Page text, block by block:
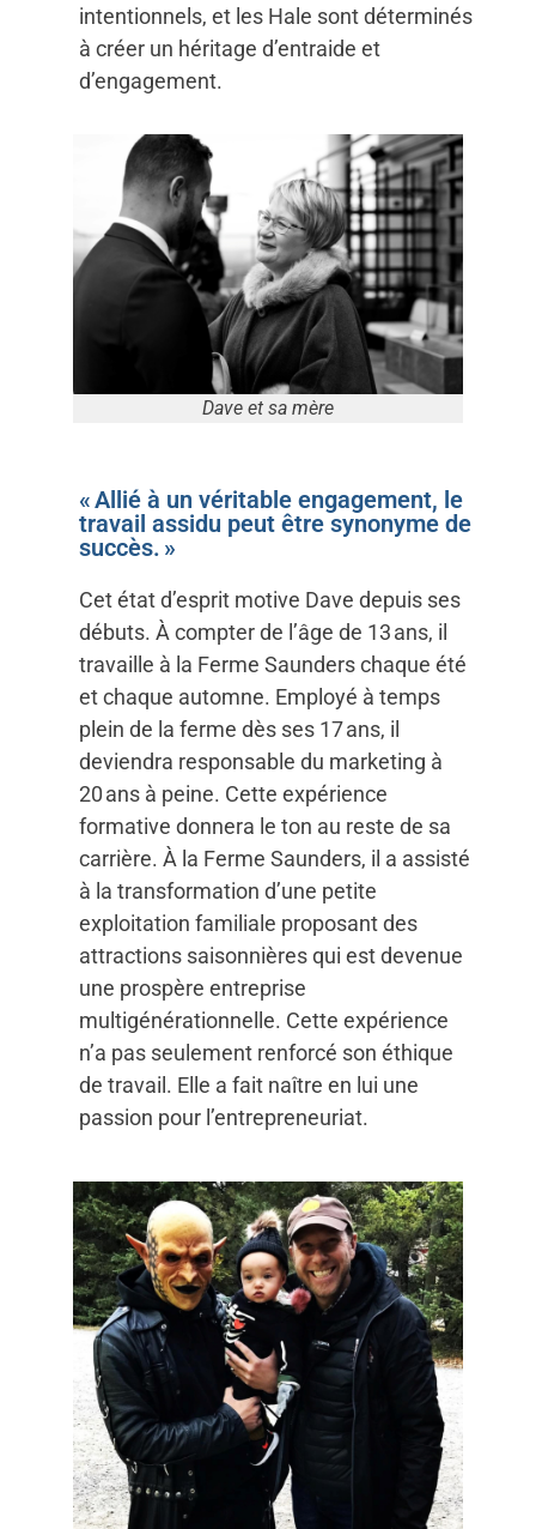
intentionnels, et les Hale sont déterminés
à créer un héritage d’entraide et
d’engagement.
Dave et sa mère
« Allié à un véritable engagement, le
travail assidu peut être synonyme de
succès. »
Cet état d’esprit motive Dave depuis ses
débuts. À compter de l’âge de 13 ans, il
travaille à la Ferme Saunders chaque été
et chaque automne. Employé à temps
plein de la ferme dès ses 17 ans, il
deviendra responsable du marketing à
20 ans à peine. Cette expérience
formative donnera le ton au reste de sa
carrière. À la Ferme Saunders, il a assisté
à la transformation d’une petite
exploitation familiale proposant des
attractions saisonnières qui est devenue
une prospère entreprise
multigénérationnelle. Cette expérience
n’a pas seulement renforcé son éthique
de travail. Elle a fait naître en lui une
passion pour l’entrepreneuriat.